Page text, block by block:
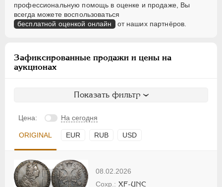
профессиональную помощь в оценке и продаже, Вы
всегда можете воспользоваться
бесплатной оценкой онлайн от наших партнёров.
Зафиксированные продажи и цены на
аукционах
Показать фильтр
Цена: На сегодня
ORIGINAL EUR RUB USD
08.02.2026
XF-UNC